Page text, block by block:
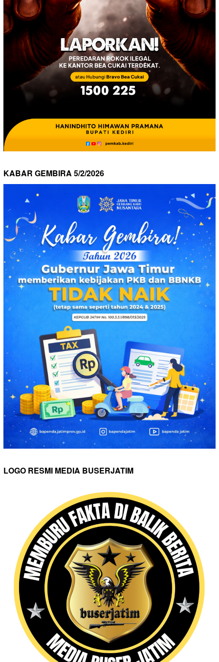
KABAR GEMBIRA 5/2/2026
LOGO RESMI MEDIA BUSERJATIM